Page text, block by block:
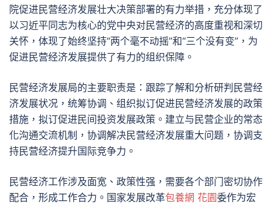
院促进民营经济发展壮大决策部署的有力举措，充分体现了
以习近平同志为核心的党中央对民营经济的高度重视和深切
关怀，体现了始终坚持“两个毫不动摇”和“三个没有变”，为
促进民营经济发展提供了有力的组织保障。
民营经济发展局的主要职责是：跟踪了解和分析研判民营经
济发展状况，统筹协调、组织拟订促进民营经济发展的政策
措施，拟订促进民间投资发展政策。建立与民营企业的常态
化沟通交流机制，协调解决民营经济发展重大问题，协调支
持民营经济提升国际竞争力。
民营经济工作涉及面宽、政策性强，需要各个部门密切协作
配合，形成工作合力。国家发展改革包養網 花園委作为宏